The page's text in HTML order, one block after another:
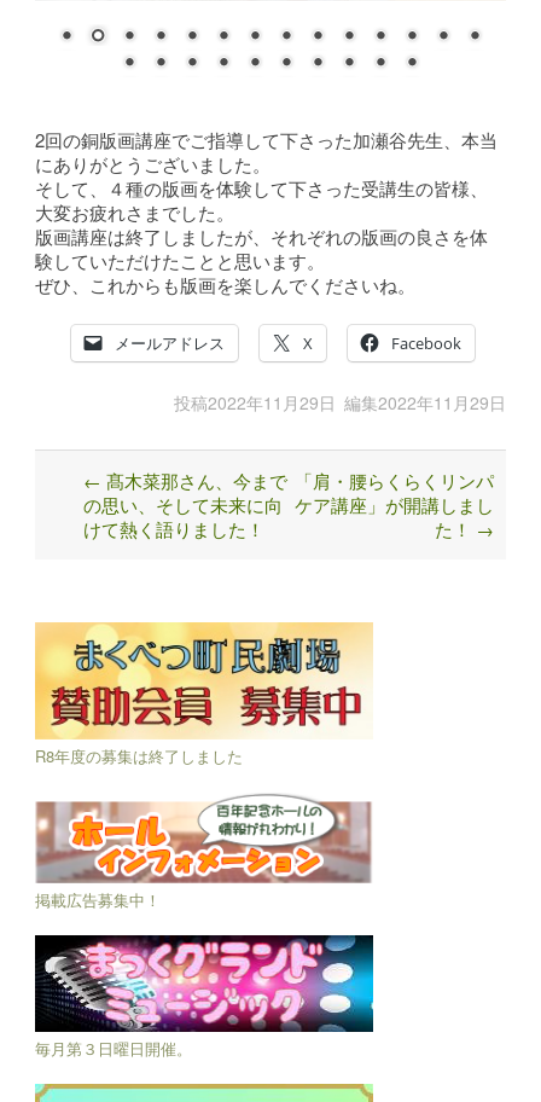
2回の銅版画講座でご指導して下さった加瀬谷先生、本当
にありがとうございました。
そして、４種の版画を体験して下さった受講生の皆様、
大変お疲れさまでした。
版画講座は終了しましたが、それぞれの版画の良さを体
験していただけたことと思います。
ぜひ、これからも版画を楽しんでくださいね。
メールアドレス X Facebook
投稿2022年11月29日 編集2022年11月29日
Post
navigation
← 髙木菜那さん、今まで
の思い、そして未来に向
けて熱く語りました！
「肩・腰らくらくリンパ
ケア講座」が開講しまし
た！ →
R8年度の募集は終了しました
掲載広告募集中！
毎月第３日曜日開催。